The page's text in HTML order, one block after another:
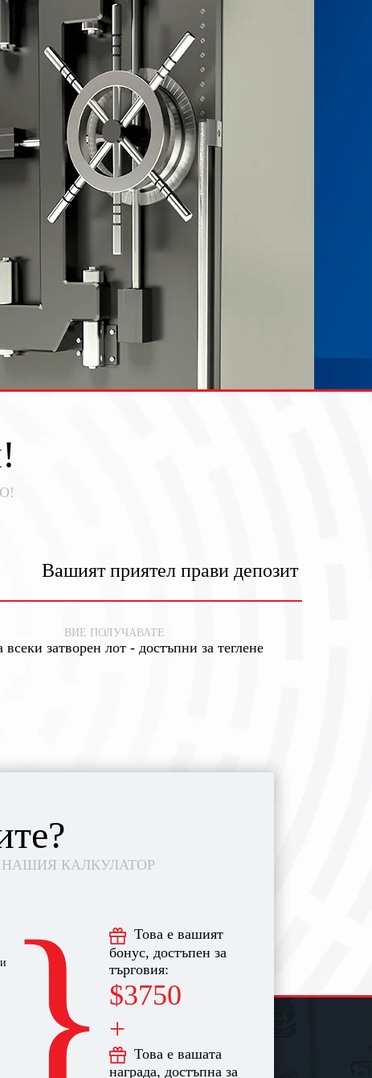
Вашият приятел прави депозит
ВИЕ ПОЛУЧАВАТЕ
всеки затворен лот - достъпни за теглене
КАЛКУЛАТОР
}
Това е вашият
бонус, достъпен за
търговия:
$3750
+
Това е вашата
награда, достъпна за